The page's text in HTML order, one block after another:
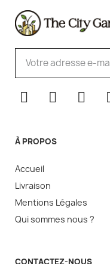
À PROPOS
Accueil
Livraison
Mentions Légales
Qui sommes nous ?
CONTACTEZ-NOUS